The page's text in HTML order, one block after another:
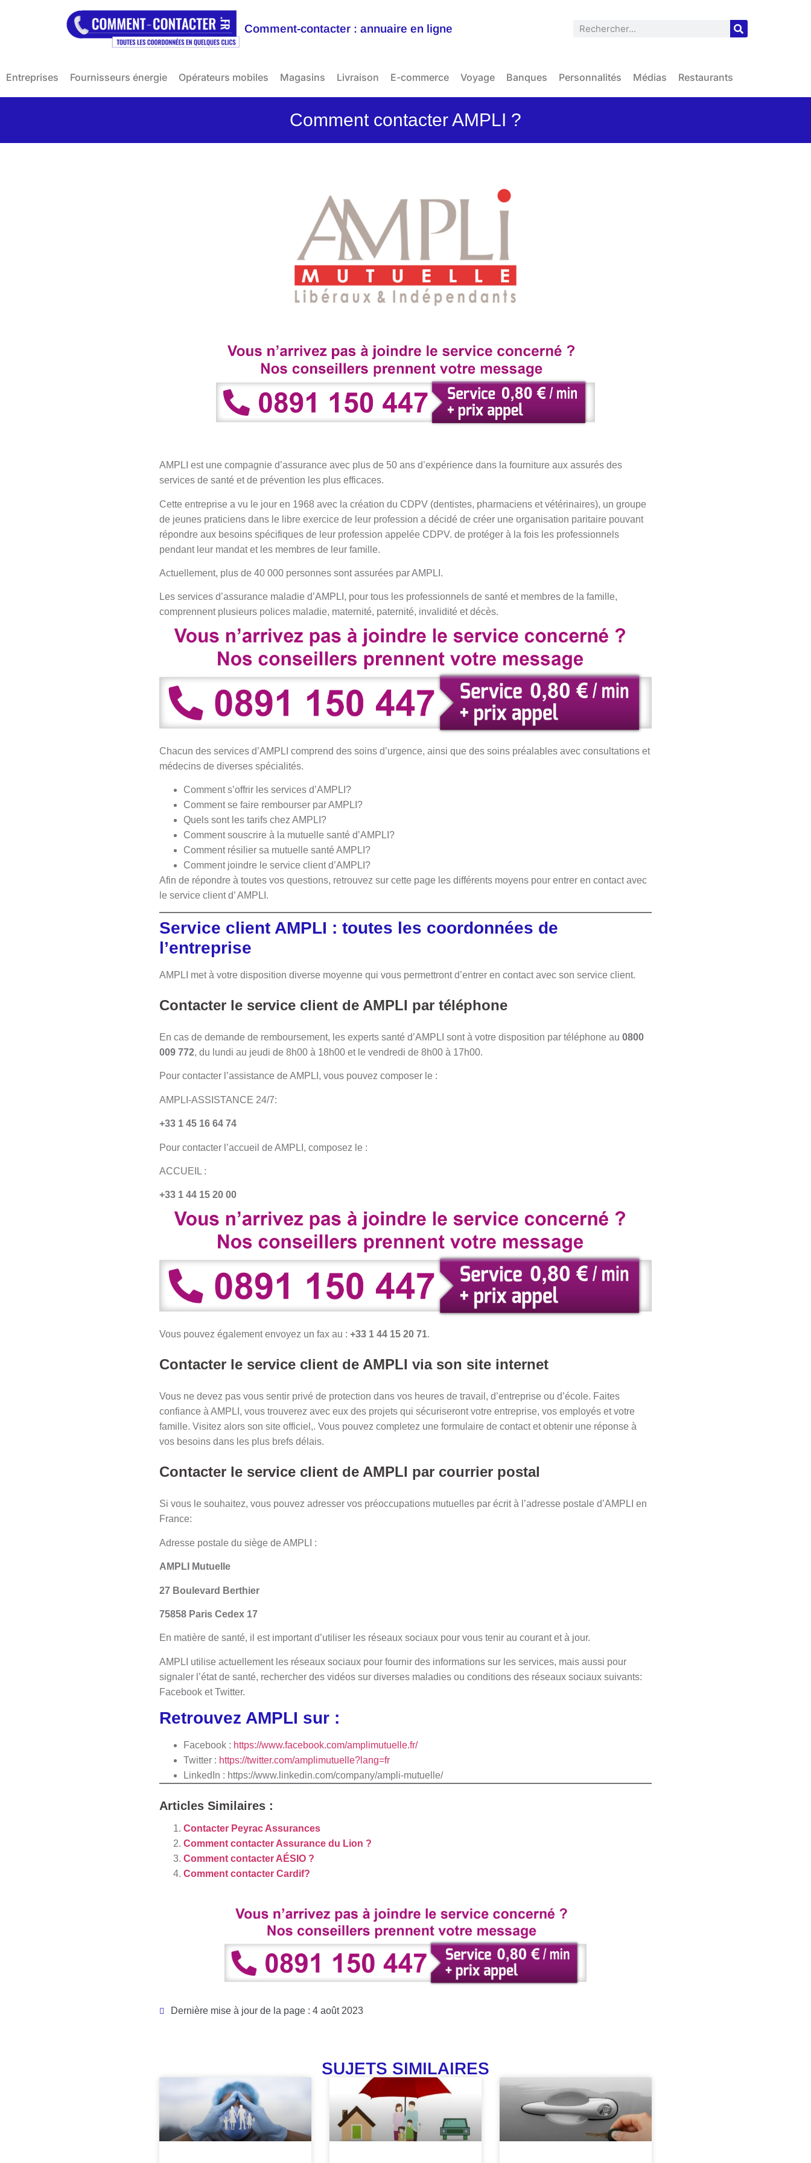
Comment-contacter : annuaire en ligne
Entreprises Fournisseurs énergie Opérateurs mobiles Magasins Livraison E-commerce Voyage Banques Personnalités Médias Restaurants
Comment contacter AMPLI ?
AMPLI est une compagnie d’assurance avec plus de 50 ans d’expérience dans la fourniture aux assurés des
services de santé et de prévention les plus efficaces.
Cette entreprise a vu le jour en 1968 avec la création du CDPV (dentistes, pharmaciens et vétérinaires), un groupe
de jeunes praticiens dans le libre exercice de leur profession a décidé de créer une organisation paritaire pouvant
répondre aux besoins spécifiques de leur profession appelée CDPV. de protéger à la fois les professionnels
pendant leur mandat et les membres de leur famille.
Actuellement, plus de 40 000 personnes sont assurées par AMPLI.
Les services d’assurance maladie d’AMPLI, pour tous les professionnels de santé et membres de la famille,
comprennent plusieurs polices maladie, maternité, paternité, invalidité et décès.
Chacun des services d’AMPLI comprend des soins d’urgence, ainsi que des soins préalables avec consultations et
médecins de diverses spécialités.
Comment s’offrir les services d’AMPLI?
Comment se faire rembourser par AMPLI?
Quels sont les tarifs chez AMPLI?
Comment souscrire à la mutuelle santé d’AMPLI?
Comment résilier sa mutuelle santé AMPLI?
Comment joindre le service client d’AMPLI?
Afin de répondre à toutes vos questions, retrouvez sur cette page les différents moyens pour entrer en contact avec
le service client d’ AMPLI.
Service client AMPLI : toutes les coordonnées de
l’entreprise
AMPLI met à votre disposition diverse moyenne qui vous permettront d’entrer en contact avec son service client.
Contacter le service client de AMPLI par téléphone
En cas de demande de remboursement, les experts santé d’AMPLI sont à votre disposition par téléphone au 0800
009 772, du lundi au jeudi de 8h00 à 18h00 et le vendredi de 8h00 à 17h00.
Pour contacter l’assistance de AMPLI, vous pouvez composer le :
AMPLI-ASSISTANCE 24/7:
+33 1 45 16 64 74
Pour contacter l’accueil de AMPLI, composez le :
ACCUEIL :
+33 1 44 15 20 00
Vous pouvez également envoyez un fax au : +33 1 44 15 20 71.
Contacter le service client de AMPLI via son site internet
Vous ne devez pas vous sentir privé de protection dans vos heures de travail, d’entreprise ou d’école. Faites
confiance à AMPLI, vous trouverez avec eux des projets qui sécuriseront votre entreprise, vos employés et votre
famille. Visitez alors son site officiel,. Vous pouvez completez une formulaire de contact et obtenir une réponse à
vos besoins dans les plus brefs délais.
Contacter le service client de AMPLI par courrier postal
Si vous le souhaitez, vous pouvez adresser vos préoccupations mutuelles par écrit à l’adresse postale d’AMPLI en
France:
Adresse postale du siège de AMPLI :
AMPLI Mutuelle
27 Boulevard Berthier
75858 Paris Cedex 17
En matière de santé, il est important d’utiliser les réseaux sociaux pour vous tenir au courant et à jour.
AMPLI utilise actuellement les réseaux sociaux pour fournir des informations sur les services, mais aussi pour
signaler l’état de santé, rechercher des vidéos sur diverses maladies ou conditions des réseaux sociaux suivants:
Facebook et Twitter.
Retrouvez AMPLI sur :
Facebook : https://www.facebook.com/amplimutuelle.fr/
Twitter : https://twitter.com/amplimutuelle?lang=fr
LinkedIn : https://www.linkedin.com/company/ampli-mutuelle/
Articles Similaires :
Contacter Peyrac Assurances
Comment contacter Assurance du Lion ?
Comment contacter AÉSIO ?
Comment contacter Cardif?
Dernière mise à jour de la page : 4 août 2023
SUJETS SIMILAIRES